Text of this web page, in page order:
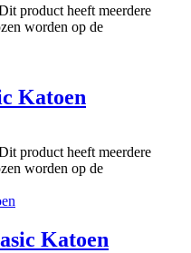
product heeft meerdere
worden op de
Katoen
product heeft meerdere
worden op de
Katoen